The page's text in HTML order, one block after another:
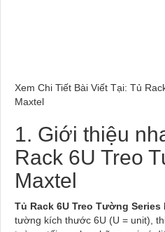
Xem Chi Tiết Bài Viết Tại: Tủ
Maxtel
1. Giới thiệu
Rack 6U Treo
Maxtel
Tủ Rack 6U Treo Tường Series
tường kích thước 6U (U = unit),